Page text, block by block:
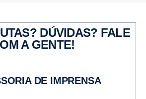
A GENTE!
DE IMPRENSA